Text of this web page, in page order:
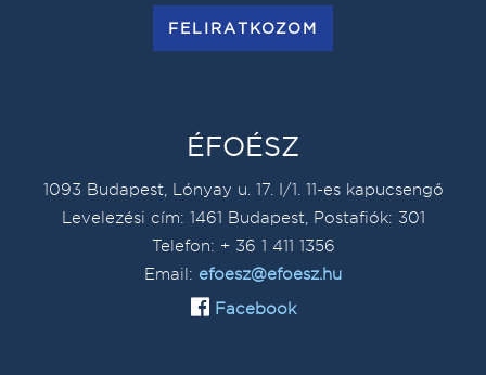
FELIRATKOZOM
ÉFOÉSZ
1093 Budapest, Lónyay u. 17. I/1. 11-es kapucsengő
Levelezési cím: 1461 Budapest, Postafiók: 301
Telefon: + 36 1 411 1356
Email: efoesz@efoesz.hu
Facebook